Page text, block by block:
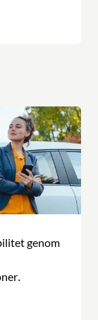
genom